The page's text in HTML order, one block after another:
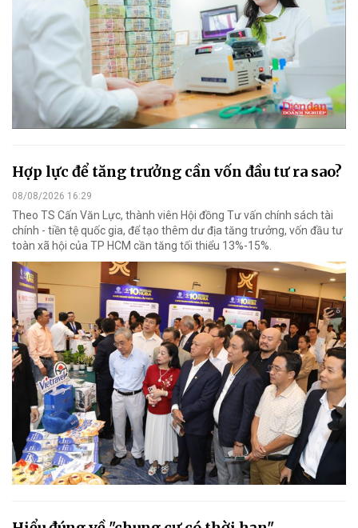
Hợp lực để tăng trưởng cần vốn đầu tư ra sao?
08/08/2026 16:29
Theo TS Cấn Văn Lực, thành viên Hội đồng Tư vấn chính sách tài
chính - tiền tệ quốc gia, để tạo thêm dư địa tăng trưởng, vốn đầu tư
toàn xã hội của TP HCM cần tăng tối thiểu 13%-15%.